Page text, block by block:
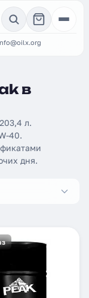
в
л.
40.
дня.